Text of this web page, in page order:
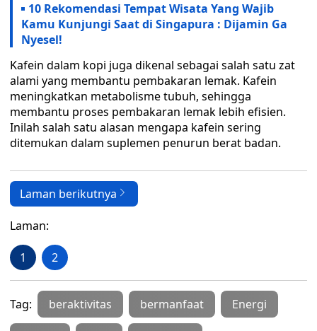
10 Rekomendasi Tempat Wisata Yang Wajib
Kamu Kunjungi Saat di Singapura : Dijamin Ga
Nyesel!
Kafein dalam kopi juga dikenal sebagai salah satu zat
alami yang membantu pembakaran lemak. Kafein
meningkatkan metabolisme tubuh, sehingga
membantu proses pembakaran lemak lebih efisien.
Inilah salah satu alasan mengapa kafein sering
ditemukan dalam suplemen penurun berat badan.
Laman berikutnya
Laman:
1 2
Tag: beraktivitas bermanfaat Energi